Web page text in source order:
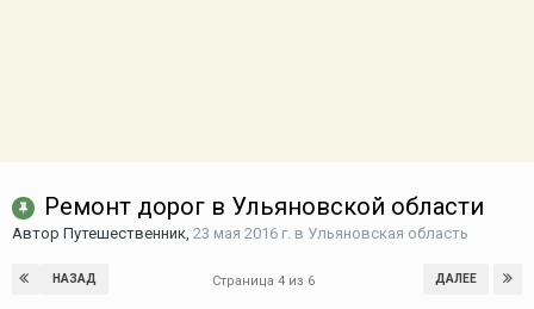
Ремонт дорог в Ульяновской области
Автор Путешественник, 23 мая 2016 г. в Ульяновская область
НАЗАД ДАЛЕЕ
Страница 4 из 6